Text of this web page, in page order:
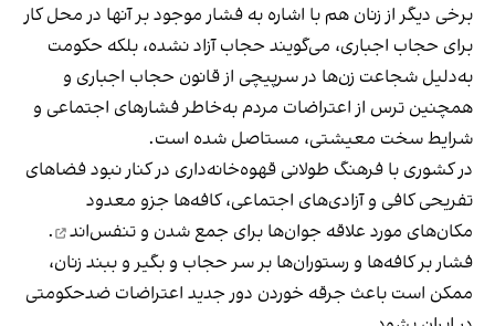
برخی دیگر از زنان هم با اشاره به فشار موجود بر آنها در محل کار
برای حجاب اجباری، می‌گویند حجاب آزاد نشده، بلکه حکومت
به‌دلیل شجاعت زن‌ها در سرپیچی از قانون حجاب اجباری و
همچنین ترس از اعتراضات مردم به‌خاطر فشارهای اجتماعی و
شرایط سخت معیشتی، مستاصل شده است.
در کشوری با فرهنگ طولانی قهوه‌‌خانه‌داری در کنار نبود فضاهای
تفریحی کافی و آزادی‌های اجتماعی، کافه‌ها جزو معدود
مکان‌های مورد علاقه جوان‌ها برای جمع شدن و تنفس‌اند
.
فشار بر کافه‌ها و رستوران‌ها بر سر حجاب و بگیر و ببند زنان،
ممکن است باعث جرقه خوردن دور جدید اعتراضات ضدحکومتی